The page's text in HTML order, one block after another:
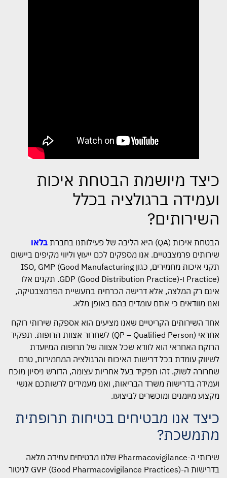
כיצד מיושמת הבטחת איכות
ועמידה ברגולציה בכלל
השירותים?
הבטחת איכות (QA) היא הליבה של פעילותנו בחברת
בלאו
שירותים פרמצבטיים. אנו מספקים לכם ייעוץ וליווי מקיפים ביישום
תקני איכות מחמירים, כגון ISO, GMP (Good Manufacturing
Practice) ו-GDP (Good Distribution Practice). תקנים אלו
אינם רק המלצה, אלא דרישה הכרחית בתעשיית הפרמצבטיקה,
ואנו מוודאים כי אתם עומדים בהם באופן מלא.
אחד השירותים הקריטיים שאנו מציעים הוא אספקת שירותי רוקח
אחראי (QP – Qualified Person) לשחרור אצוות תרופות. תפקיד
הרוקח האחראי הוא לוודא שכל אצווה של תרופות המיועדת
לשיווק עומדת בכל דרישות האיכות והרגולציה המחמירות, טרם
שחרורה לשוק. זהו תפקיד בעל אחריות עצומה, הדורש ניסיון מוכח
ועמידה בדרישות משרד הבריאות, ואנו מעמידים לרשותכם אנשי
מקצוע מיומנים ומוכשרים לביצועו.
כיצד אנו מבטיחים בטיחות תרופתית
מתמשכת?
שירותי ה-Pharmacovigilance שלנו מבטיחים עמידה מלאה
בדרישות ה-GVP (Good Pharmacovigilance Practices) לניטור